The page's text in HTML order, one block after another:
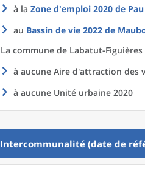
à la Zone d'emploi 2020 de
au Bassin de vie 2022 de
La commune de Labatut-Figuières
à aucune Aire d'attraction des
à aucune Unité urbaine 2020
Intercommunalité (date de